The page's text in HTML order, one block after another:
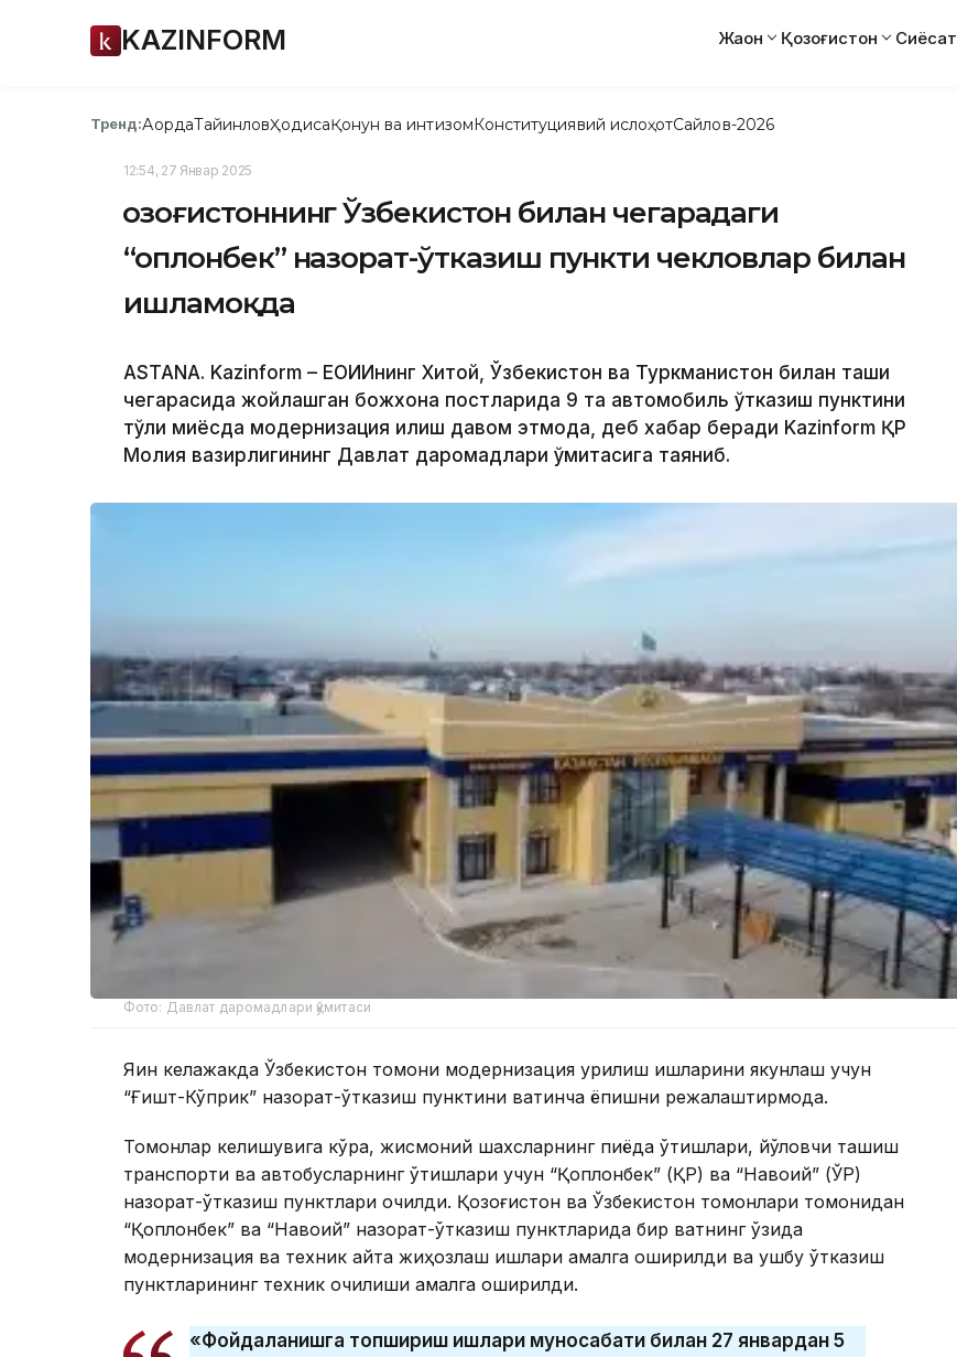
KAZINFORM Жаҳон Қозоғистон Сиёсат
Тренд:АқордаТайинловҲодисаҚонун ва интизомКонституциявий ислоҳотСайлов-2026
12:54, 27 Январ 2025
Қозоғистоннинг Ўзбекистон билан чегарадаги
“Қоплонбек” назорат-ўтказиш пункти чекловлар билан
ишламоқда
ASTANA. Kazinform – ЕОИИнинг Хитой, Ўзбекистон ва Туркманистон билан ташқи
чегарасида жойлашган божхона постларида 9 та автомобиль ўтказиш пунктини
тўлиқ миқёсда модернизация қилиш давом этмоқда, деб хабар беради Kazinform ҚР
Молия вазирлигининг Давлат даромадлари қўмитасига таяниб.
Фото: Давлат даромадлари қўмитаси
Яқин келажакда Ўзбекистон томони модернизация қурилиш ишларини якунлаш учун
“Ғишт-Кўприк” назорат-ўтказиш пунктини вақтинча ёпишни режалаштирмоқда.
Томонлар келишувига кўра, жисмоний шахсларнинг пиёда ўтишлари, йўловчи ташиш
транспорти ва автобусларнинг ўтишлари учун “Қоплонбек” (ҚР) ва “Навоий” (ЎР)
назорат-ўтказиш пунктлари очилди. Қозоғистон ва Ўзбекистон томонлари томонидан
“Қоплонбек” ва “Навоий” назорат-ўтказиш пунктларида бир вақтнинг ўзида
модернизация ва техник қайта жиҳозлаш ишлари амалга оширилди ва ушбу ўтказиш
пунктларининг техник очилиши амалга оширилди.
«Фойдаланишга топшириш ишлари муносабати билан 27 январдан 5